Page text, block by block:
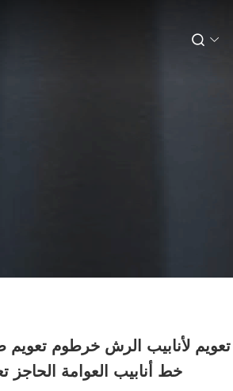
تعويم لأنابيب الرش خرطوم
خط أنابيب العوامة الحاجز